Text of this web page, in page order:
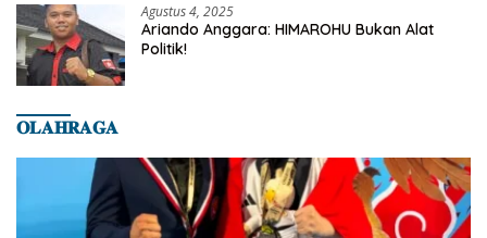
Agustus 4, 2025
Ariando Anggara: HIMAROHU Bukan Alat
Politik!
𝐎𝐋𝐀𝐇𝐑𝐀𝐆𝐀